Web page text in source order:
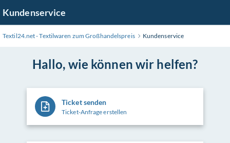
Hauptinhalt
wechseln
Kundenservice
Textil24.net - Textilwaren zum Großhandelspreis Kundenservice
Hallo, wie können wir helfen?
Ticket senden
Ticket-Anfrage erstellen